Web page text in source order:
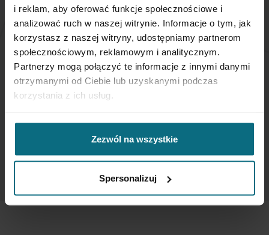
i reklam, aby oferować funkcje społecznościowe i
analizować ruch w naszej witrynie. Informacje o tym, jak
korzystasz z naszej witryny, udostępniamy partnerom
społecznościowym, reklamowym i analitycznym.
Partnerzy mogą połączyć te informacje z innymi danymi
otrzymanymi od Ciebie lub uzyskanymi podczas
korzystania z ich usług.
Zezwól na wszystkie
Spersonalizuj
NEWSLETTER
If you want to be up to date, sign up to receive our
newsletter enter your email below.
Up
Our
SUBSCRIBE